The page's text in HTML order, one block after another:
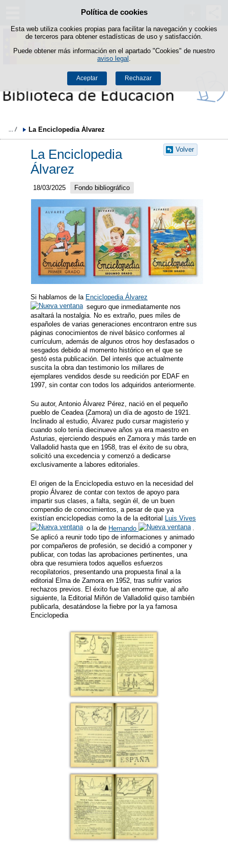
Política de cookies
Esta web utiliza cookies propias para facilitar la navegación y cookies
de terceros para obtener estadísticas de uso y satisfacción.
Puede obtener más información en el apartado "Cookies" de nuestro
aviso legal
Aceptar Rechazar
Saltar al contenido
La Enciclopedia Álvarez
Volver
La Enciclopedia
Álvarez
18/03/2025 Fondo bibliográfico
Si hablamos de la Enciclopedia Álvarez
seguro que inmediatamente nos
asaltará la nostalgia. No es extraño, pues miles de
españoles de varias generaciones encontraron entre sus
páginas conocimientos de nivel básico conformes al
currículum, además de algunos otros hoy desfasados o
sesgados debido al momento histórico en el que se
gestó esta publicación. Del interés que actualmente
suscita la obra dan testimonio los millares de
ejemplares vendidos desde su reedición por EDAF en
1997, sin contar con todos los adquiridos anteriormente.
Su autor, Antonio Álvarez Pérez, nació en el pequeño
pueblo de Ceadea (Zamora) un día de agosto de 1921.
Inclinado al estudio, Álvarez pudo cursar magisterio y
cuando solo tenía diecinueve años ya era maestro en
Asturias, ejerciendo después en Zamora y más tarde en
Valladolid hasta que en 1958, tras el éxito de su obra,
solicitó una excedencia y comenzó a dedicarse
exclusivamente a labores editoriales.
El origen de la Enciclopedia estuvo en la necesidad del
propio Álvarez de contar con textos de apoyo para
impartir sus clases, a falta, según él, de un buen
compendio de conocimientos, a pesar de que ya
existían enciclopedias como la de la editorial Luis Vives
o la de Hernando
.
Se aplicó a reunir todo tipo de informaciones y animado
por compañeros de profesión, se decidió a componer y
publicar, con todas las aprobaciones pertinentes, una
obra que resumiera todos aquellos esfuerzos
recopilatorios, presentando una propuesta final a la
editorial Elma de Zamora en 1952, tras sufrir varios
rechazos previos. El éxito fue tan enorme que, al año
siguiente, la Editorial Miñón de Valladolid quiso también
publicarla, desatándose la fiebre por la ya famosa
Enciclopedia